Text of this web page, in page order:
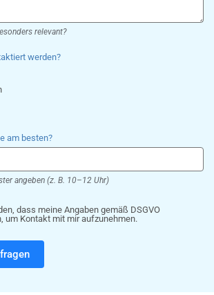
relevant?
werden?
am besten?
angeben (z. B. 10–12 Uhr)
dass meine Angaben gemäß DSGVO
um Kontakt mit mir aufzunehmen.